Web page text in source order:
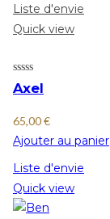
Liste d'envie
Quick view
Axel
65,00€
Ajouter au panier
Liste d'envie
Quick view